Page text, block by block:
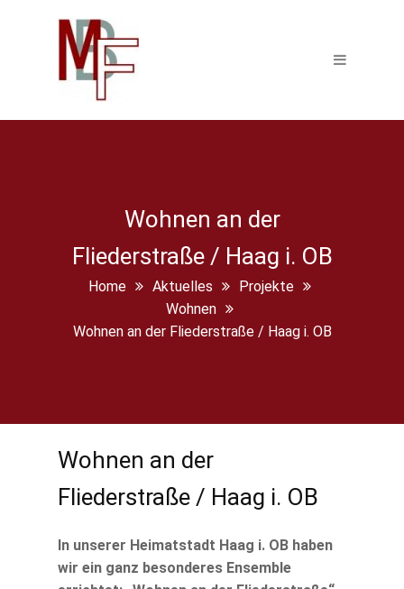
Wohnen an der
Fliederstraße / Haag i. OB
Home Aktuelles
Projekte
Wohnen
Wohnen an der Fliederstraße / Haag i. OB
Wohnen an der
Fliederstraße / Haag i. OB
In unserer Heimatstadt Haag i. OB haben
wir ein ganz besonderes Ensemble